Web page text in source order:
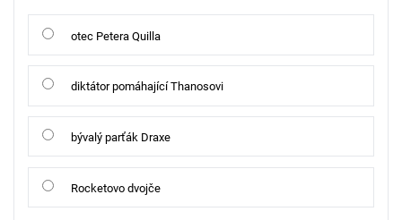
otec Petera Quilla
diktátor pomáhající Thanosovi
bývalý parťák Draxe
Rocketovo dvojče